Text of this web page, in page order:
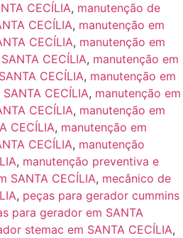
CECÍLIA, manutenção de
CECÍLIA, manutenção em
CECÍLIA, manutenção em
CECÍLIA, manutenção em
CECÍLIA, manutenção em
CECÍLIA, manutenção em
CECÍLIA, manutenção em
CECÍLIA, manutenção em
CECÍLIA, manutenção
, manutenção preventiva e
SANTA CECÍLIA, mecânico de
, peças para gerador cummins
para gerador em SANTA
stemac em SANTA CECÍLIA,